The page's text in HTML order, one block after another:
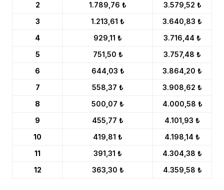
2
1.789,76 ₺
3.579,52 ₺
3
1.213,61 ₺
3.640,83 ₺
4
929,11 ₺
3.716,44 ₺
5
751,50 ₺
3.757,48 ₺
6
644,03 ₺
3.864,20 ₺
7
558,37 ₺
3.908,62 ₺
8
500,07 ₺
4.000,58 ₺
9
455,77 ₺
4.101,93 ₺
10
419,81 ₺
4.198,14 ₺
11
391,31 ₺
4.304,38 ₺
12
363,30 ₺ 4.359,58 ₺